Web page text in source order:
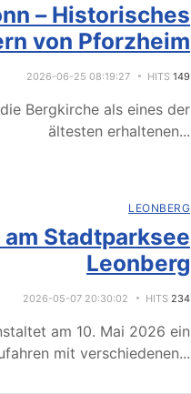
– Historisches
von Pforzheim
2026-06-25 08:19:27 HITS 149
Bergkirche als eines der
ältesten erhaltenen...
LEONBERG
Stadtparksee
Leonberg
2026-05-07 20:30:02 HITS 234
am 10. Mai 2026 ein
mit verschiedenen...